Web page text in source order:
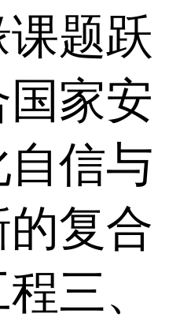
题跃
家安
信与
复合
三、